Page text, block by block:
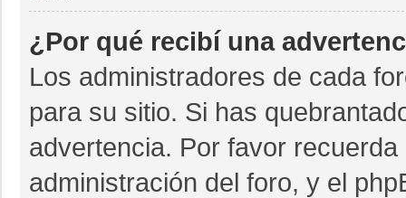
¿Por qué recibí una
Los administradores de cada
para su sitio. Si has
advertencia. Por favor
administración del foro, y el